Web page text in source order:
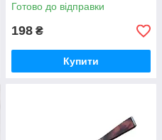
Готово до відправки
198 ₴
Купити